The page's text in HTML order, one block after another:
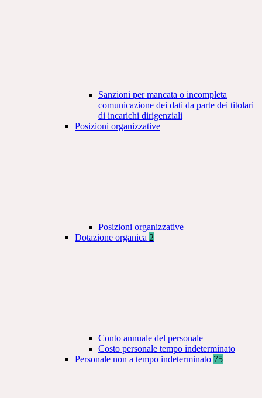
Sanzioni per mancata o incompleta
comunicazione dei dati da parte dei titolari
di incarichi dirigenziali
Posizioni organizzative
Posizioni organizzative
Dotazione organica 2
Conto annuale del personale
Costo personale tempo indeterminato
Personale non a tempo indeterminato 75